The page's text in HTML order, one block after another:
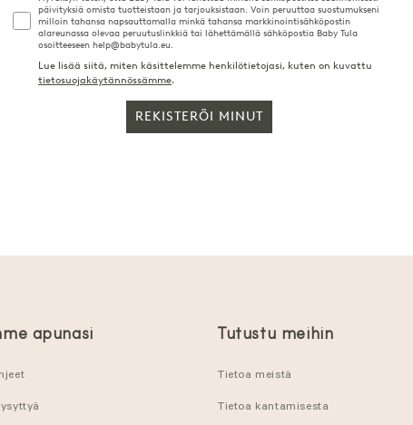
päivityksiä omista tuotteistaan ja tarjouksistaan. Voin peruuttaa suostumukseni
milloin tahansa napsauttamalla minkä tahansa markkinointisähköpostin
alareunassa olevaa peruutuslinkkiä tai lähettämällä sähköpostia Baby Tula
osoitteeseen help@babytula.eu.
Lue lisää siitä, miten käsittelemme henkilötietojasi, kuten on kuvattu
tietosuojakäytännössämme.
REKISTERÖI MINUT
apunasi Tutustu meihin
Tietoa meistä
Tietoa kantamisesta